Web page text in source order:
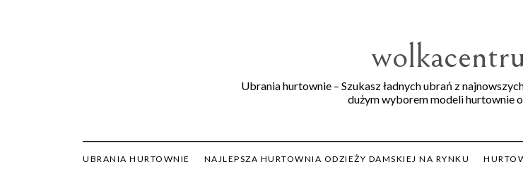
Ubrania hurtownie – Szukasz ładnych ubrań z
dużym wyborem modeli hurtownie
UBRANIA HURTOWNIE NAJLEPSZA HURTOWNIA ODZIEŻY DAMSKIEJ NA RYNKU